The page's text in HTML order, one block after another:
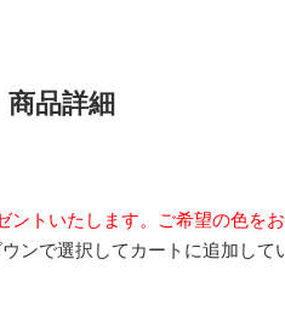
商品詳細
トいたします。ご希望の色をお
ンで選択してカートに追加して